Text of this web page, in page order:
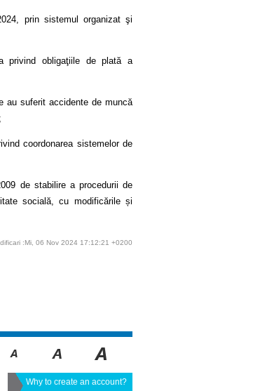
prin sistemul organizat şi
privind obligaţiile de plată a
au suferit accidente de muncă
coordonarea sistemelor de
de stabilire a procedurii de
socială, cu modificările și
:Mi, 06 Nov 2024 17:12:21 +0200
Why to create an account?